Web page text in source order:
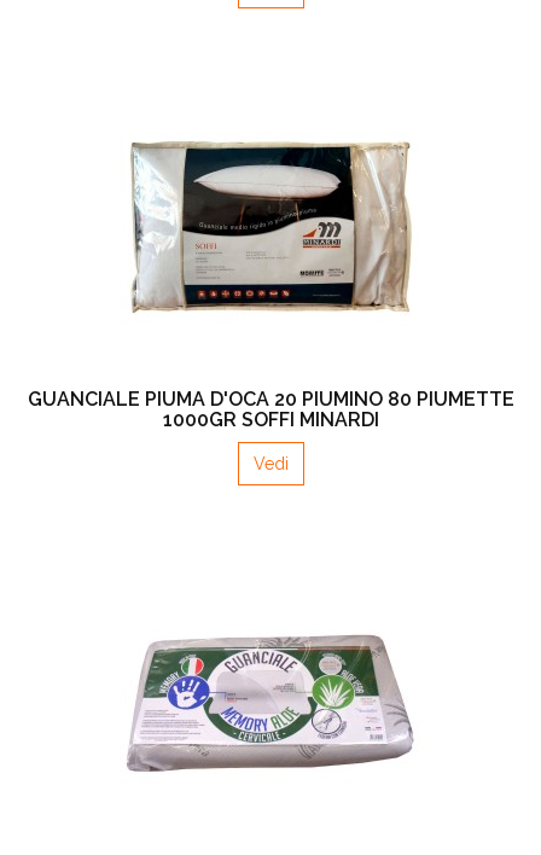
GUANCIALE PIUMA D'OCA 20 PIUMINO 80 PIUMETTE
1000GR SOFFI MINARDI
Vedi